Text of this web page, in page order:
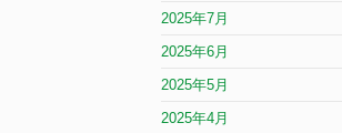
2025年7月
2025年6月
2025年5月
2025年4月